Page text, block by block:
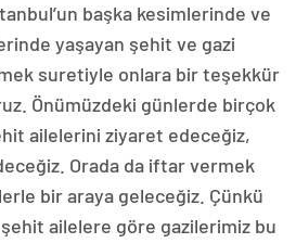
başka kesimlerinde ve
yaşayan şehit ve gazi
suretiyle onlara bir teşekkür
Önümüzdeki günlerde birçok
ailelerini ziyaret edeceğiz,
Orada da iftar vermek
bir araya geleceğiz. Çünkü
ailelere göre gazilerimiz bu